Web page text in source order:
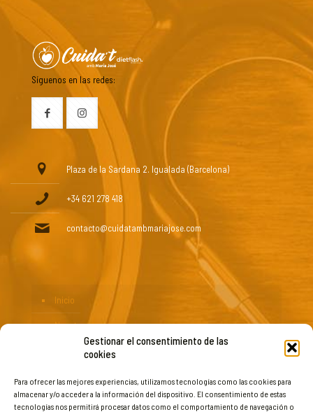
Gestionar el consentimiento de las
cookies
Para ofrecer las mejores experiencias, utilizamos tecnologías como las cookies para
almacenar y/o acceder a la información del dispositivo. El consentimiento de estas
tecnologías nos permitirá procesar datos como el comportamiento de navegación o
Síguenos en las redes:
Plaza de la Sardana 2. Igualada (Barcelona)
+34 621 278 418
contacto@cuidatambmariajose.com
Inicio
Nosotros
Productos